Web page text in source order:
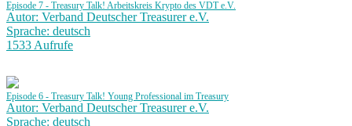
Episode 7 - Treasury Talk! Arbeitskreis Krypto des VDT e.V.
Autor: Verband Deutscher Treasurer e.V.
Sprache: deutsch
1533 Aufrufe
Episode 6 - Treasury Talk! Young Professional im Treasury
Autor: Verband Deutscher Treasurer e.V.
Sprache: deutsch